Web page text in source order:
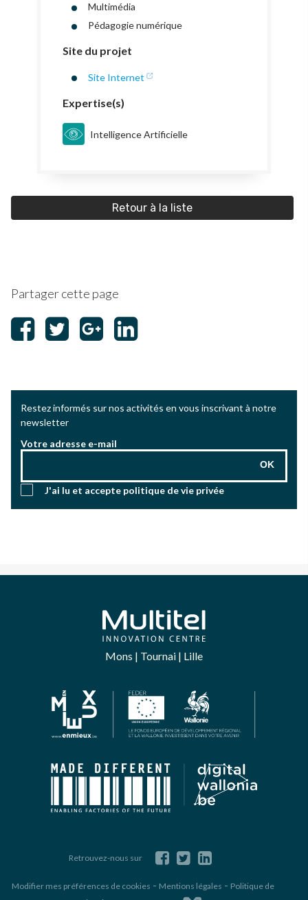
Multimédia
Pédagogie numérique
Site du projet
Site Internet
Expertise(s)
Intelligence Artificielle
Retour à la liste
Partager cette page
Restez informés sur nos activités en vous inscrivant à notre
newsletter
Votre adresse e-mail
OK
J'ai lu et accepte politique de vie privée
Mons | Tournai | Lille
Retrouvez-nous sur
Modifier mes préférences de cookies - Mentions légales - Politique de